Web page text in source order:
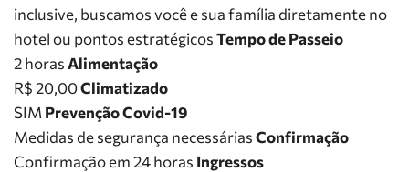
inclusive, buscamos você e sua família diretamente no
hotel ou pontos estratégicosTempo de Passeio
2 horasAlimentação
R$ 20,00Climatizado
SIM Prevenção Covid-19
Medidas de segurança necessáriasConfirmação
Confirmação em 24 horas Ingressos